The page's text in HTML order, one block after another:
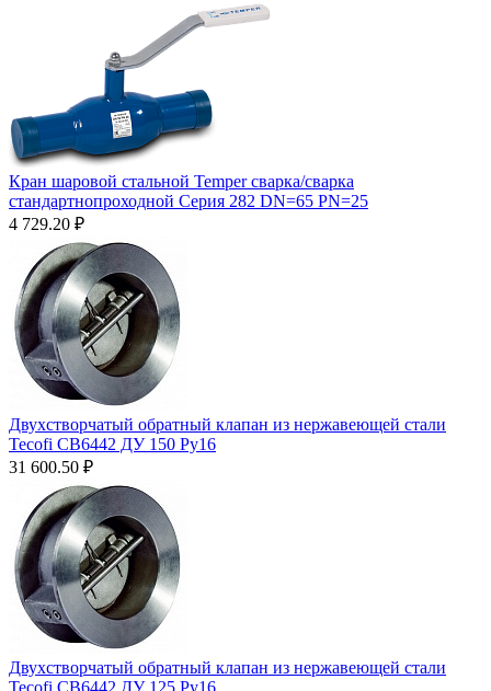
Кран шаровой стальной Temper сварка/сварка
стандартнопроходной Серия 282 DN=65 PN=25
4 729.20 ₽
Двухстворчатый обратный клапан из нержавеющей стали
Tecofi CB6442 ДУ 150 Ру16
31 600.50 ₽
Двухстворчатый обратный клапан из нержавеющей стали
Tecofi CB6442 ДУ 125 Ру16